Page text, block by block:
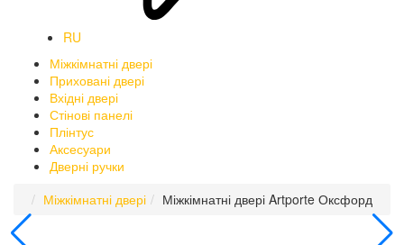
RU
Міжкімнатні двері
Приховані двері
Вхідні двері
Стінові панелі
Плінтус
Аксесуари
Дверні ручки
Міжкімнатні двері
Міжкімнатні двері Artporte Оксфорд